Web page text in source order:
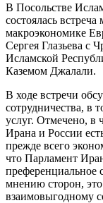
В Посольстве
состоялась
макроэкономике
Сергея Глазьева
Исламской
Каземом Джалали.
В ходе встречи
сотрудничества, в
услуг. Отмечено, в
Ирана и России
прежде всего
что Парламент
преференциальное
мнению сторон,
взаимовыгодному